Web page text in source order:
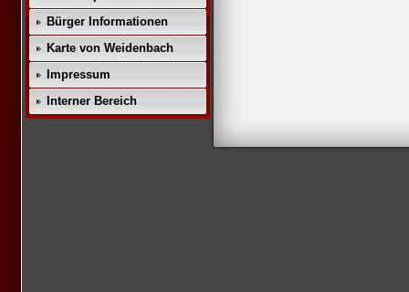
Bürger Informationen
Karte von Weidenbach
Impressum
Interner Bereich